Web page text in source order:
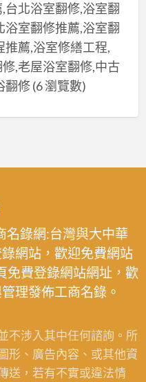
北浴室翻修,浴室翻
室翻修推薦,浴室翻
薦,浴室修繕工程,
,老屋浴室翻修,中古
翻修(6 瀏覽數)
名錄網:台灣與大中華
網站，歡迎免費網站
免費登錄網站網址，歡
理發佈工商名錄。
不涉入其中任何諮詢。所
形、廣告內容、或其他資
送，若有不實或違法情